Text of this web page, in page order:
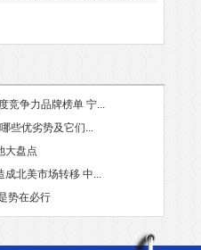
竞争力品牌榜单 宁...
些优劣势及它们...
大盘点
成北美市场转移 中...
势在必行